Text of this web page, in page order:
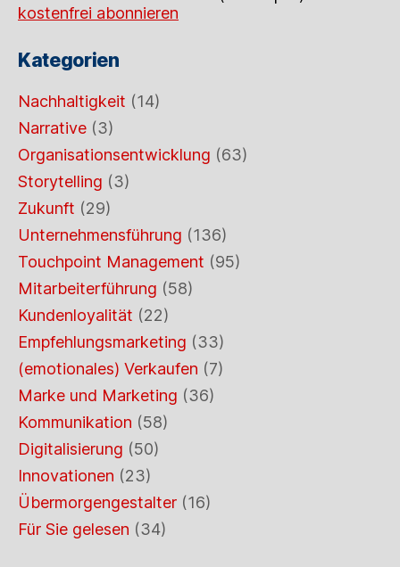
kostenfrei abonnieren
Kategorien
Nachhaltigkeit (14)
Narrative (3)
Organisationsentwicklung (63)
Storytelling (3)
Zukunft (29)
Unternehmensführung (136)
Touchpoint Management (95)
Mitarbeiterführung (58)
Kundenloyalität (22)
Empfehlungsmarketing (33)
(emotionales) Verkaufen (7)
Marke und Marketing (36)
Kommunikation (58)
Digitalisierung (50)
Innovationen (23)
Übermorgengestalter (16)
Für Sie gelesen (34)